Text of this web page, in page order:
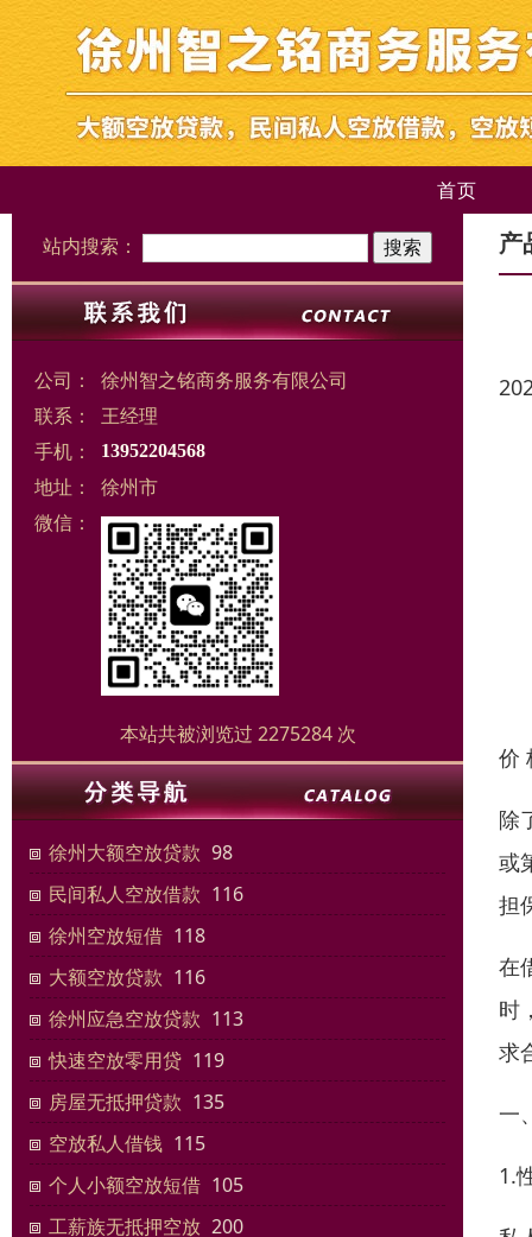
首页
站内搜索：
公司：
徐州智之铭商务服务有限公司
联系：
王经理
手机：
13952204568
地址：
徐州市
微信：
本站共被浏览过 2275284 次
徐州大额空放贷款 98
民间私人空放借款 116
徐州空放短借 118
大额空放贷款 116
徐州应急空放贷款 113
快速空放零用贷 119
房屋无抵押贷款 135
空放私人借钱 115
个人小额空放短借 105
工薪族无抵押空放 200
产
价
除
或
担
在
时
求
一
1.